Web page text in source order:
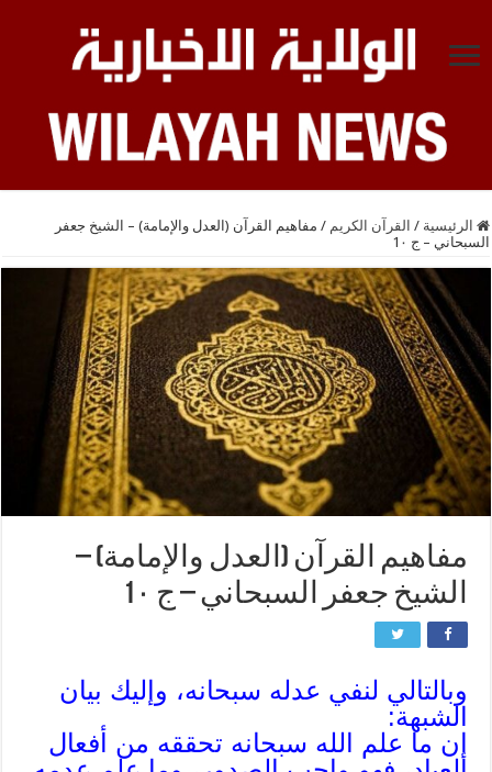
الرئيسية / القرآن الكريم / مفاهيم القرآن (العدل والإمامة) – الشيخ جعفر
السبحاني – ج 1٠
مفاهيم القرآن (العدل والإمامة) –
الشيخ جعفر السبحاني – ج 1٠
وبالتالي لنفي عدله سبحانه، وإليك بيان
الشبهة:
إن ما علم الله سبحانه تحققه من أفعال